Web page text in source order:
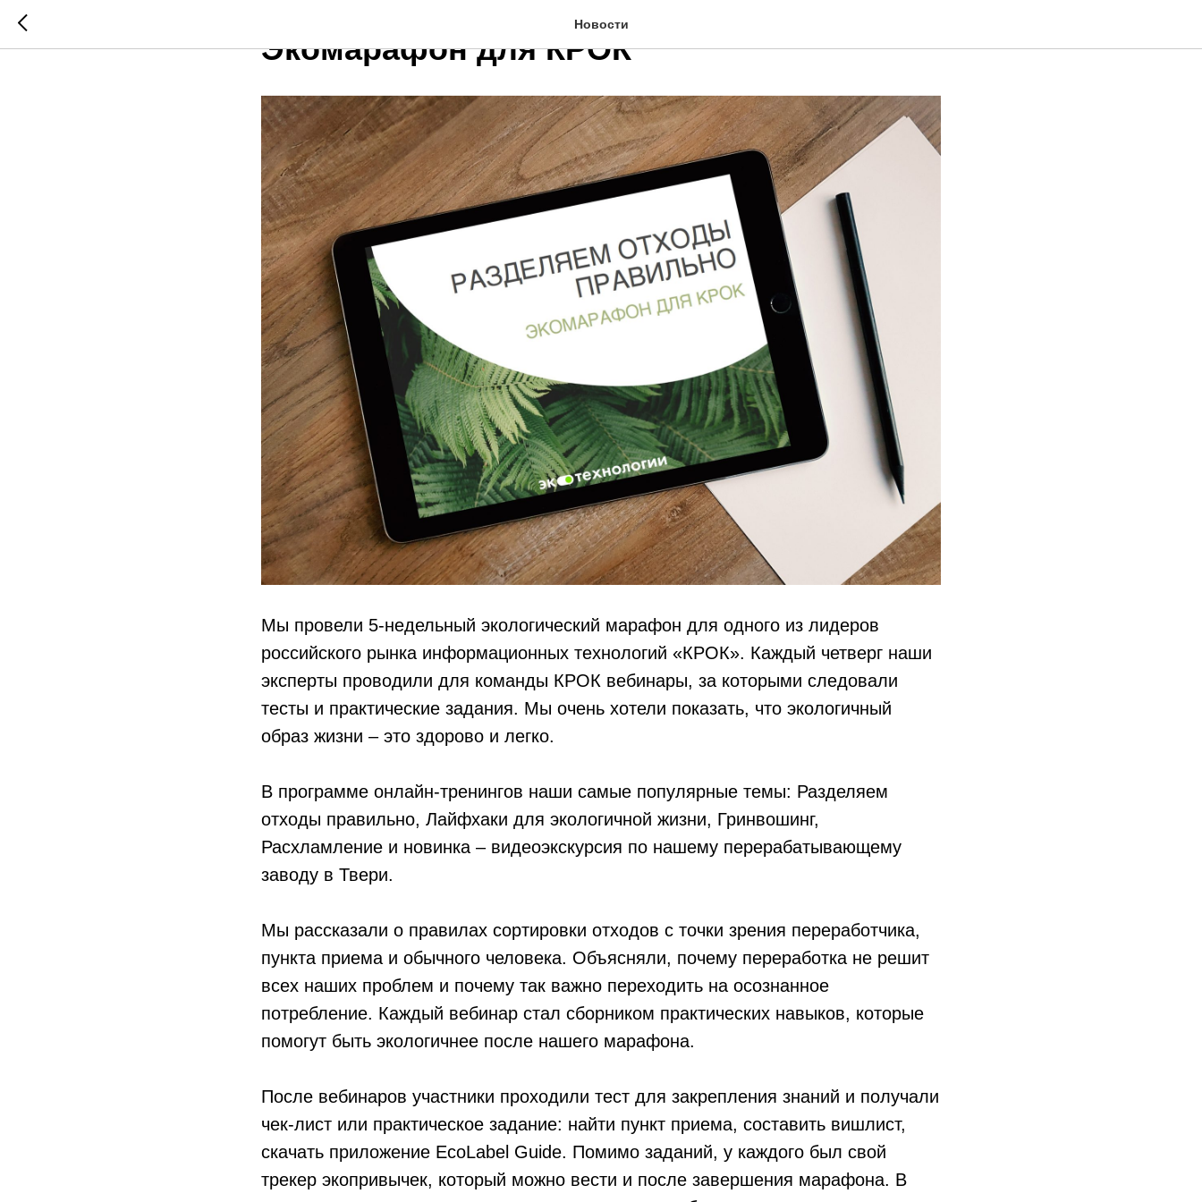
Новости
Экомарафон для КРОК
Мы провели 5-недельный экологический марафон для одного из лидеров
российского рынка информационных технологий «КРОК». Каждый четверг наши
эксперты проводили для команды КРОК вебинары, за которыми следовали
тесты и практические задания. Мы очень хотели показать, что экологичный
образ жизни – это здорово и легко.
В программе онлайн-тренингов наши самые популярные темы: Разделяем
отходы правильно, Лайфхаки для экологичной жизни, Гринвошинг,
Расхламление и новинка – видеоэкскурсия по нашему перерабатывающему
заводу в Твери.
Мы рассказали о правилах сортировки отходов с точки зрения переработчика,
пункта приема и обычного человека. Объясняли, почему переработка не решит
всех наших проблем и почему так важно переходить на осознанное
потребление. Каждый вебинар стал сборником практических навыков, которые
помогут быть экологичнее после нашего марафона.
После вебинаров участники проходили тест для закрепления знаний и получали
чек-лист или практическое задание: найти пункт приема, составить вишлист,
скачать приложение EcoLabel Guide. Помимо заданий, у каждого был свой
трекер экопривычек, который можно вести и после завершения марафона. В